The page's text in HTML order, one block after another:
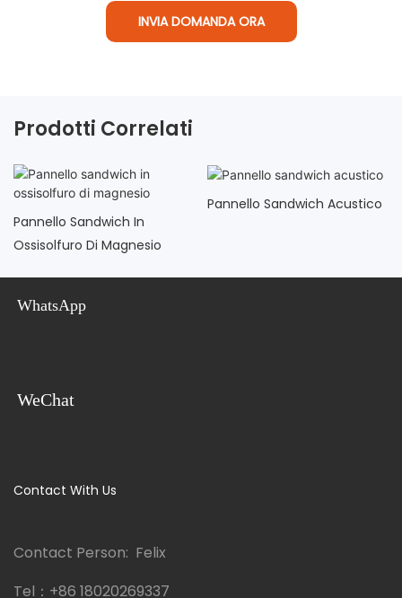
INVIA DOMANDA ORA
Prodotti Correlati
Pannello Sandwich In
Ossisolfuro Di Magnesio
Pannello Sandwich Acustico
WhatsApp
WeChat
Contact With Us
Contact Person: Felix
Tel： +86 18020269337